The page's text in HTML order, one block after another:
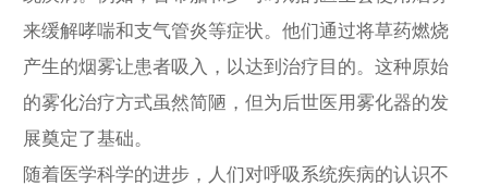
来缓解哮喘和支气管炎等症状。他们通过将草药燃烧
产生的烟雾让患者吸入，以达到治疗目的。这种原始
的雾化治疗方式虽然简陋，但为后世医用雾化器的发
展奠定了基础。
随着医学科学的进步，人们对呼吸系统疾病的认识不